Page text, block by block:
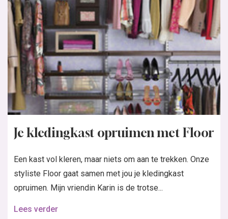
Je kledingkast opruimen met Floor
Een kast vol kleren, maar niets om aan te trekken. Onze
styliste Floor gaat samen met jou je kledingkast
opruimen. Mijn vriendin Karin is de trotse...
Lees verder